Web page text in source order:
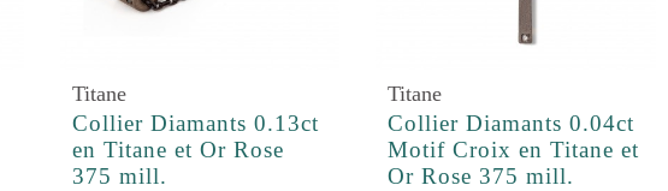
Titane
Collier Diamants 0.13ct
en Titane et Or Rose
375 mill.
Titane
Collier Diamants 0.04ct
Motif Croix en Titane et
Or Rose 375 mill.